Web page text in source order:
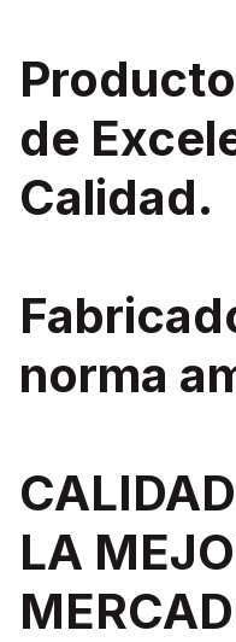
de
Calidad.
norma
LA